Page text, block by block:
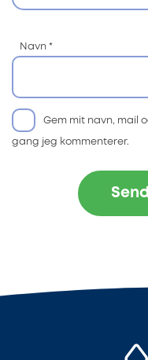
Navn *
Gem mit navn, mail
gang jeg kommenterer.